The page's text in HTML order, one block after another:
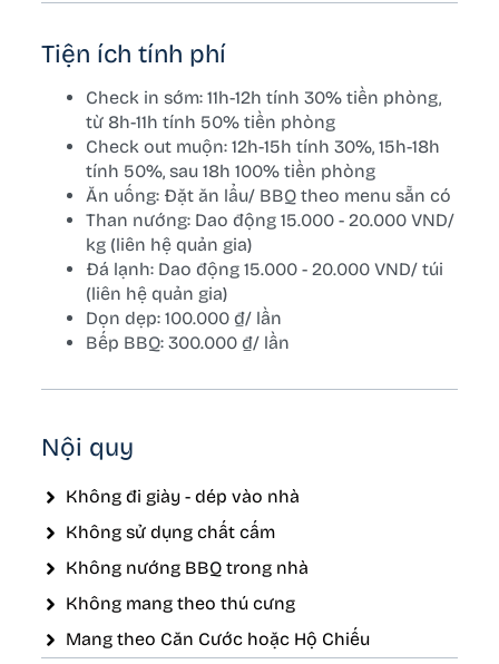
Tiện ích tính phí
Check in sớm: 11h-12h tính 30% tiền phòng,
từ 8h-11h tính 50% tiền phòng
Check out muộn: 12h-15h tính 30%, 15h-18h
tính 50%, sau 18h 100% tiền phòng
Ăn uống: Đặt ăn lẩu/ BBQ theo menu sẵn có
Than nướng: Dao động 15.000 - 20.000 VND/
kg (liên hệ quản gia)
Đá lạnh: Dao động 15.000 - 20.000 VND/ túi
(liên hệ quản gia)
Dọn dẹp: 100.000 ₫/ lần
Bếp BBQ: 300.000 ₫/ lần
Nội quy
Không đi giày - dép vào nhà
Không sử dụng chất cấm
Không nướng BBQ trong nhà
Không mang theo thú cưng
Mang theo Căn Cước hoặc Hộ Chiếu